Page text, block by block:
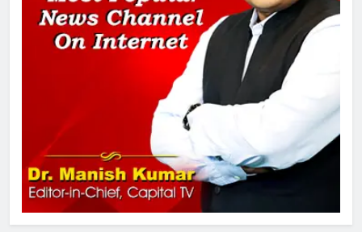
स्वरूप रानी नेहरू चिकित्सालय का
नामकरण करने की मांग को लेकर
अनिश्चितकालीन धरना शुरू
289 एकड़ भूमि पर विकसित होगा कार्बन-
फ्री डेटा सेंटर, हजारों उच्च-कुशल
रोजगार सृजन की संभावना
4
UP में ग्रामीण बिजली आपूर्ति से कृषि,
डेयरी, कुटीर उद्योग और स्वरोजगार को